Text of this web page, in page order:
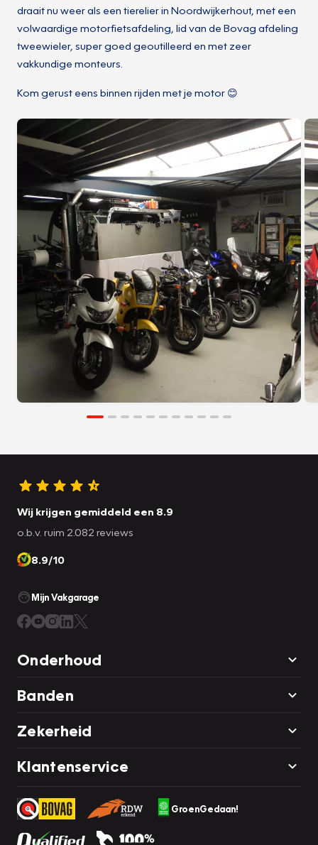
draait nu weer als een tierelier in Noordwijkerhout, met een
volwaardige motorfietsafdeling, lid van de Bovag afdeling
tweewieler, super goed geoutilleerd en met zeer
vakkundige monteurs.
Kom gerust eens binnen rijden met je motor 😊
Wij krijgen gemiddeld een 8.9
o.b.v. ruim 2.082 reviews
8.9/10
Mijn Vakgarage
Onderhoud
Banden
Zekerheid
Klantenservice
GroenGedaan!